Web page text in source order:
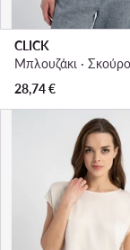
CLICK
Μπλουζάκι ·
28,74€